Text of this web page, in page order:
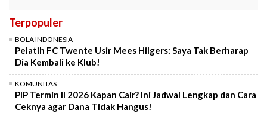
Terpopuler
BOLA INDONESIA
Pelatih FC Twente Usir Mees Hilgers: Saya Tak Berharap
Dia Kembali ke Klub!
KOMUNITAS
PIP Termin II 2026 Kapan Cair? Ini Jadwal Lengkap dan Cara
Ceknya agar Dana Tidak Hangus!